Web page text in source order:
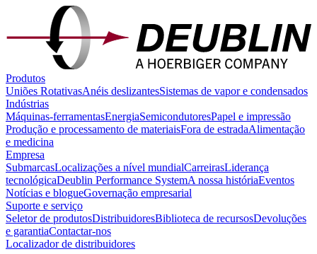
Produtos
Uniões RotativasAnéis deslizantesSistemas de vapor e condensados
Indústrias
Máquinas-ferramentasEnergiaSemicondutoresPapel e impressão
Produção e processamento de materiaisFora de estradaAlimentação
e medicina
Empresa
SubmarcasLocalizações a nível mundialCarreirasLiderança
tecnológicaDeublin Performance SystemA nossa históriaEventos
Notícias e blogueGovernação empresarial
Suporte e serviço
Seletor de produtosDistribuidoresBiblioteca de recursosDevoluções
e garantiaContactar-nos
Localizador de distribuidores